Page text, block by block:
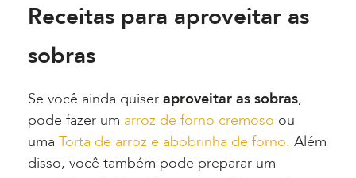
Receitas para aproveitar as
sobras
Se você ainda quiser aproveitar as sobras,
pode fazer um arroz de forno cremoso ou
uma Torta de arroz e abobrinha de forno. Além
disso, você também pode preparar um